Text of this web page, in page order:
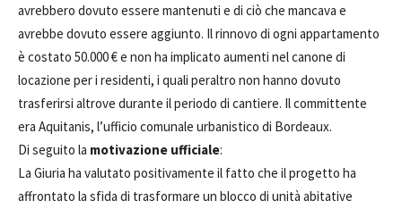
avrebbero dovuto essere mantenuti e di ciò che mancava e
avrebbe dovuto essere aggiunto. Il rinnovo di ogni appartamento
è costato 50.000 € e non ha implicato aumenti nel canone di
locazione per i residenti, i quali peraltro non hanno dovuto
trasferirsi altrove durante il periodo di cantiere. Il committente
era Aquitanis, l’ufficio comunale urbanistico di Bordeaux.
Di seguito la motivazione ufficiale:
La Giuria ha valutato positivamente il fatto che il progetto ha
affrontato la sfida di trasformare un blocco di unità abitative